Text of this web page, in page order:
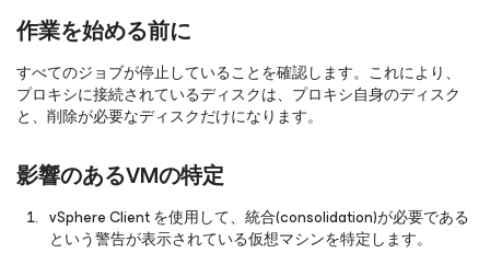
作業を始める前に
すべてのジョブが停止していることを確認します。これにより、
プロキシに接続されているディスクは、プロキシ自身のディスク
と、削除が必要なディスクだけになります。
影響のあるVMの特定
vSphere Client を使用して、統合(consolidation)が必要である
という警告が表示されている仮想マシンを特定します。